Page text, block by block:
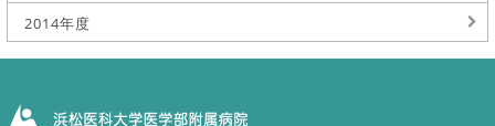
2014年度